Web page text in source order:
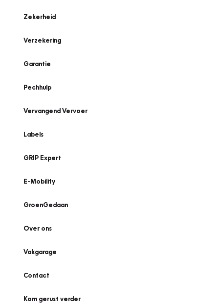
Zekerheid
Verzekering
Garantie
Pechhulp
Vervangend Vervoer
Labels
GRIP Expert
E-Mobility
GroenGedaan
Over ons
Vakgarage
Contact
Kom gerust verder